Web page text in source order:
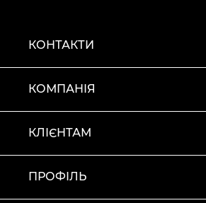
КОНТАКТИ
КОМПАНІЯ
КЛІЄНТАМ
ПРОФІЛЬ